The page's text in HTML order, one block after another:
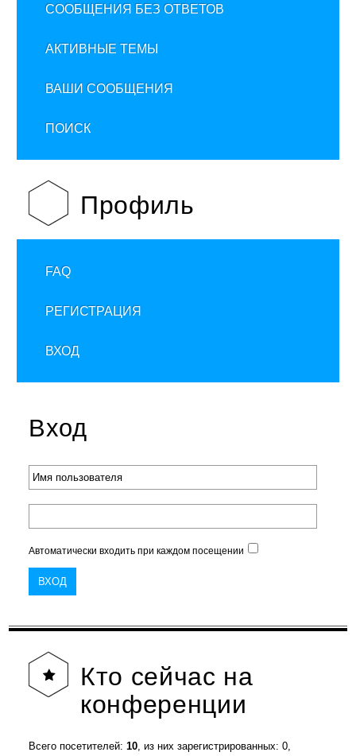
СООБЩЕНИЯ БЕЗ ОТВЕТОВ
АКТИВНЫЕ ТЕМЫ
ВАШИ СООБЩЕНИЯ
ПОИСК
Профиль
FAQ
РЕГИСТРАЦИЯ
ВХОД
Вход
Автоматически входить при каждом посещении
Кто сейчас на
конференции
Всего посетителей:10 , из них зарегистрированных: 0,